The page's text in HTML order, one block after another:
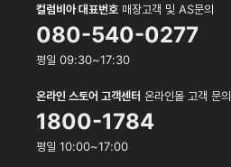
컬럼비아 대표번호 매장고객 및 AS문의
080-540-0277
평일 09:30~17:30
온라인 스토어 고객센터 온라인몰 고객 문의
1800-1784
평일 10:00~17:00